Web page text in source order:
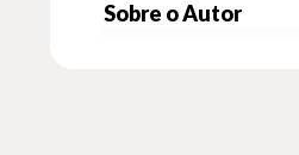
junto de sua irmã Maria
Sobre o Autor